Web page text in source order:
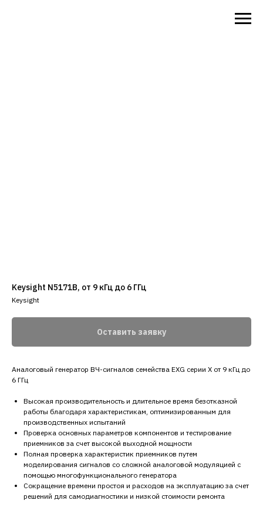
Keysight N5171B, от 9 кГц до 6 ГГц
Keysight
Оставить заявку
Аналоговый генератор ВЧ-сигналов семейства EXG серии Х от 9 кГц до
6 ГГц
Высокая производительность и длительное время безотказной
работы благодаря характеристикам, оптимизированным для
производственных испытаний
Проверка основных параметров компонентов и тестирование
приемников за счет высокой выходной мощности
Полная проверка характеристик приемников путем
моделирования сигналов со сложной аналоговой модуляцией с
помощью многофункционального генератора
Сокращение времени простоя и расходов на эксплуатацию за счет
решений для самодиагностики и низкой стоимости ремонта